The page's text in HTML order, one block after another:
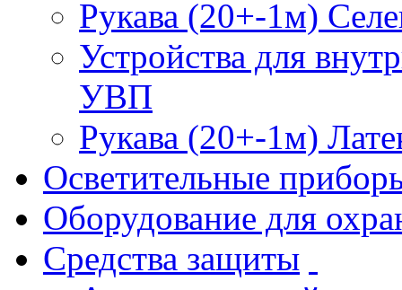
Рукава (20+-1м)
Устройства для
УВП
Рукава (20+-1м)
Осветительные
Оборудование для
Средства защиты